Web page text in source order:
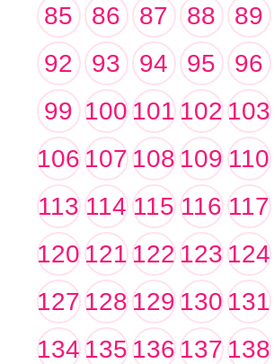
85
86 87 88 89
92
93 94 95 96
99 100101102103
106107108109110
113 114 115 116 117
120121122123124
127128129130131
134135136137138